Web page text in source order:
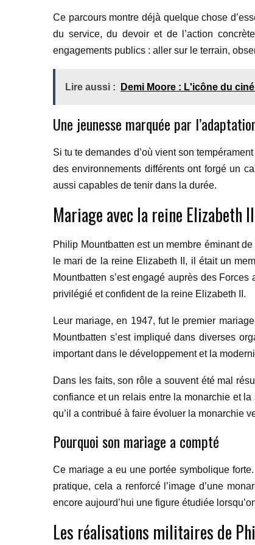
Ce parcours montre déjà quelque chose
du service, du devoir et de l’action
engagements publics : aller sur le terrain,
Lire aussi : Demi Moore : L'icône du
Une jeunesse marquée par
Si tu te demandes d’où vient son
des environnements différents ont forgé un
aussi capables de tenir dans la durée.
Mariage avec la reine Elizabeth
Philip Mountbatten est un membre éminant
le mari de la reine Elizabeth II, il était un
Mountbatten s’est engagé auprès des
privilégié et confident de la reine Elizabeth II.
Leur mariage, en 1947, fut le premier
Mountbatten s’est impliqué dans diverses
important dans le développement et la
Dans les faits, son rôle a souvent été mal
confiance et un relais entre la monarchie et
qu’il a contribué à faire évoluer la monarchie
Pourquoi son mariage a compté
Ce mariage a eu une portée symbolique
pratique, cela a renforcé l’image d’une
encore aujourd’hui une figure étudiée
Les réalisations militaires de